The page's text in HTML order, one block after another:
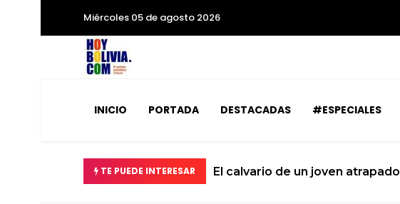
Miércoles 05 de agosto 2026
INICIO PORTADA DESTACADAS #ESPECIALES
TE PUEDE INTERESAR
un niño de 12 años .